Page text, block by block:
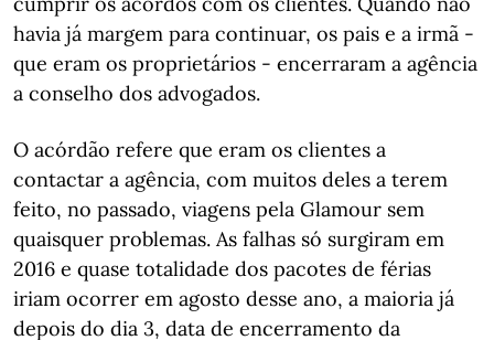
havia já margem para continuar, os pais e a irmã -
que eram os proprietários - encerraram a agência
a conselho dos advogados.
O acórdão refere que eram os clientes a
contactar a agência, com muitos deles a terem
feito, no passado, viagens pela Glamour sem
quaisquer problemas. As falhas só surgiram em
2016 e quase totalidade dos pacotes de férias
iriam ocorrer em agosto desse ano, a maioria já
depois do dia 3, data de encerramento da